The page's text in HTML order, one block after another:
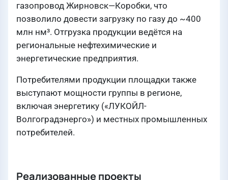
газопровод Жирновск—Коробки, что
позволило довести загрузку по газу до ~400
млн нм³. Отгрузка продукции ведётся на
региональные нефтехимические и
энергетические предприятия.
Потребителями продукции площадки также
выступают мощности группы в регионе,
включая энергетику («ЛУКОЙЛ-
Волгоградэнерго») и местных промышленных
потребителей.
Реализованные проекты